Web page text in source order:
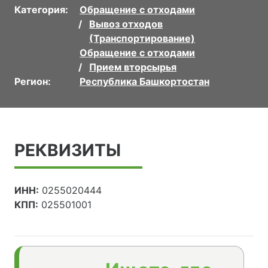
Категория:
Обращение с отходами
Вывоз отходов
(Транспортирование)
Обращение с отходами
Прием вторсырья
Регион:
Республика Башкортостан
РЕКВИЗИТЫ
ИНН: 0255020444
КПП: 025501001